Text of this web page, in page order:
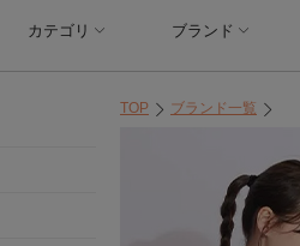
カテゴリ ブランド
TOP ブランド一覧